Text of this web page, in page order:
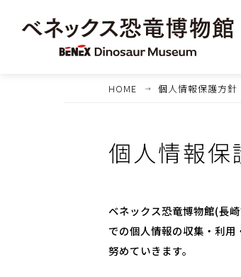
HOME 個人情報保護方針
個人情報保
ベネックス恐竜博物館(長
での個人情報の収集・利
努めていきます。